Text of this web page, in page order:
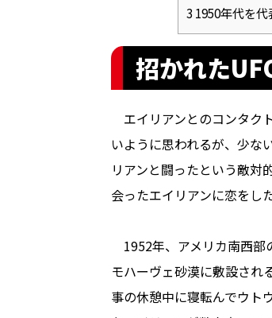
3 1950年代を
招かれた
エイリアンとのコンタク
いように思われるが、少な
リアンと闘ったという敵対
会ったエイリアンに恋をし
1952年、アメリカ南西部
モハーヴェ砂漠に敷設され
事の休憩中に寝転んでウト